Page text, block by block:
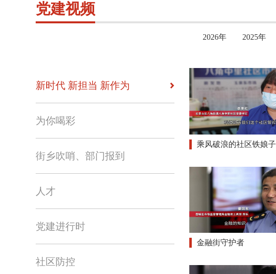
党建视频
2026年 2025年
新时代 新担当 新作为
为你喝彩
街乡吹哨、部门报到
人才
党建进行时
社区防控
乘风破浪的社区铁娘子
金融街守护者